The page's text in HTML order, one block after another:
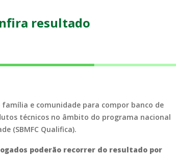
resultado
família e comunidade para compor banco de
técnicos no âmbito do programa nacional
(SBMFC Qualifica).
poderão recorrer do resultado por